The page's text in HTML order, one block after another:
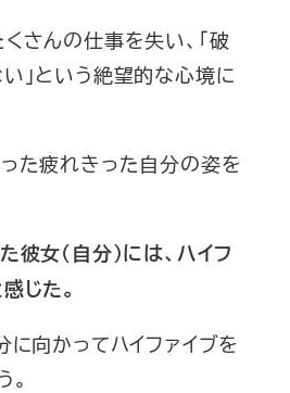
さんの仕事を失い、「破
」という絶望的な心境に
た疲れきった自分の姿を
彼女（自分）には、ハイフ
じた。
に向かってハイファイブを
。